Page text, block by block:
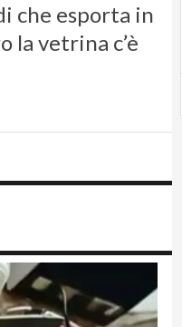
che esporta in
la vetrina c’è